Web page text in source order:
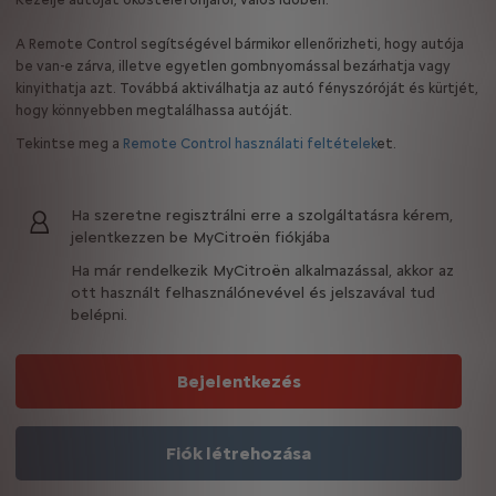
A Remote Control segítségével bármikor ellenőrizheti, hogy autója
be van-e zárva, illetve egyetlen gombnyomással bezárhatja vagy
kinyithatja azt. Továbbá aktiválhatja az autó fényszóróját és kürtjét,
hogy könnyebben megtalálhassa autóját.
Tekintse meg a Remote Control használati feltételeket.
Ha szeretne regisztrálni erre a szolgáltatásra kérem,
jelentkezzen be MyCitroën fiókjába​
Ha már rendelkezik MyCitroën alkalmazással, akkor az
ott használt felhasználónevével és jelszavával tud
belépni.
Bejelentkezés
Fiók létrehozása